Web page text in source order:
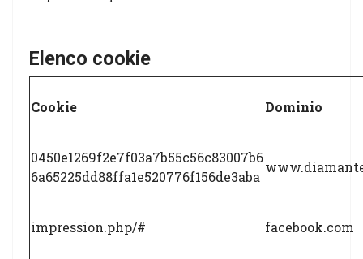
Elenco cookie
Cookie Dominio
0450e1269f2e7f03a7b55c56c83007b6
6a65225dd88ffa1e520776f156de3aba
impression.php/# facebook.com